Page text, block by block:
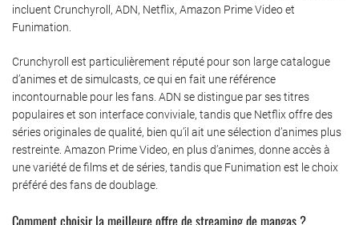
incluent Crunchyroll, ADN, Netflix, Amazon Prime Video et
Funimation.
Crunchyroll est particulièrement réputé pour son large catalogue
d’animes et de simulcasts, ce qui en fait une référence
incontournable pour les fans. ADN se distingue par ses titres
populaires et son interface conviviale, tandis que Netflix offre des
séries originales de qualité, bien qu’il ait une sélection d’animes plus
restreinte. Amazon Prime Video, en plus d’animes, donne accès à
une variété de films et de séries, tandis que Funimation est le choix
préféré des fans de doublage.
Comment choisir la meilleure offre de streaming de mangas ?